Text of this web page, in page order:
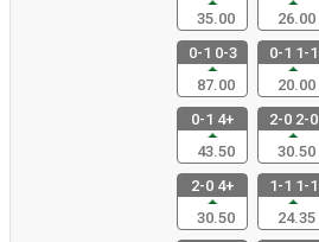
35.00
26.00
0-1 0-3
87.00
0-1 1-1
20.00
0-1 4+
43.50
2-0 2-0
30.50
2-0 4+
30.50
1-1 1-1
24.35